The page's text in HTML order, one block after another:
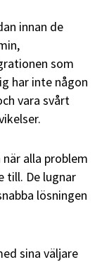
innan de
som
har inte någon
vara svårt
alla problem
till. De lugnar
lösningen
sina väljare